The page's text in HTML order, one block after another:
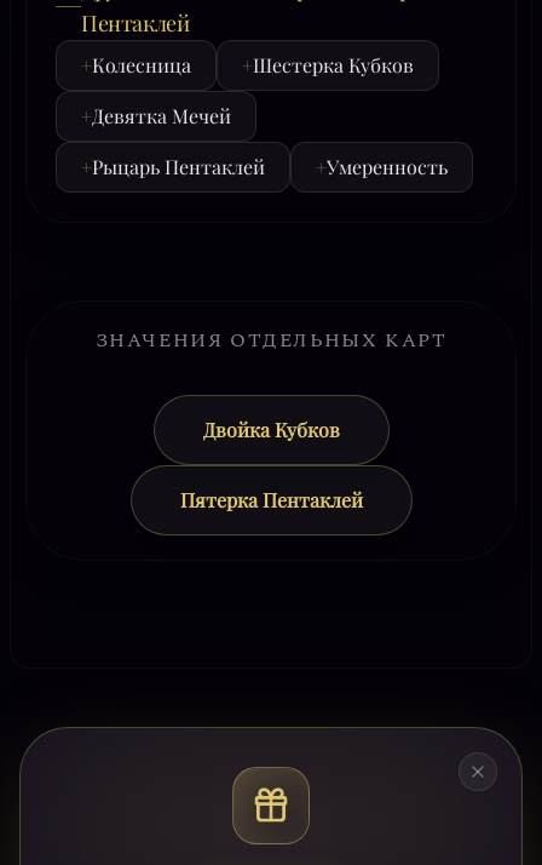
Пентаклей
+Колесница +Шестерка Кубков
+Девятка Мечей
+Рыцарь Пентаклей +Умеренность
ЗНАЧЕНИЯ ОТДЕЛЬНЫХ КАРТ
Двойка Кубков
Пятерка Пентаклей